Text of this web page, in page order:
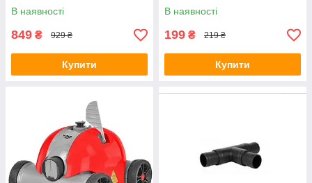
В наявності
849 ₴ 929 ₴
Купити
В наявності
199 ₴ 219 ₴
Купити